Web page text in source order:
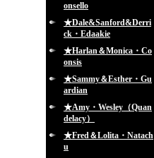
onsello
★Dale&Sanford&Derri
ck・Edaakie
★Harlan＆Monica・Co
onsis
★Sammy＆Esther・Gu
ardian
★Amy・Wesley（Quan
delacy）
★Fred＆Lolita・Natach
u